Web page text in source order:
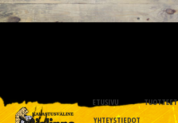
ETUSIVU TUOTTEET
YHTEYSTIEDOT